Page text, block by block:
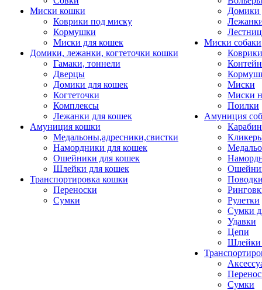
Миски кошки
Коврики под миску
Кормушки
Миски для кошек
Домики, лежанки, когтеточки кошки
Гамаки, тоннели
Дверцы
Домики для кошек
Когтеточки
Комплексы
Лежанки для кошек
Амуниция кошки
Медальоны,адресники,свистки
Намордники для кошек
Ошейники для кошек
Шлейки для кошек
Транспортировка кошки
Переноски
Сумки
Домики
Миски собаки
Миски
Миски
Поилки
Амуниция
Рулетки
Сумки
Удавки
Цепи
Шлейки
Сумки